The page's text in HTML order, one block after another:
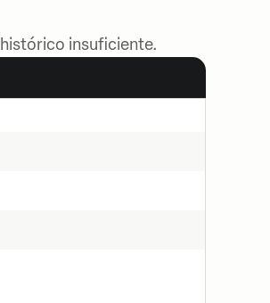
insuficiente.